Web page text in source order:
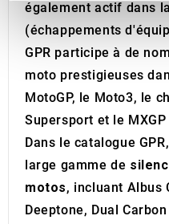
We use cookies to
provide social media
We also share
our social media,
may combine it with other
of their services.
également actif dans
(échappements
GPR participe à de
moto prestigieuses
MotoGP, le Moto3, le
Supersport et le
Dans le catalogue
large gamme de
motos, incluant Albus
Deeptone, Dual